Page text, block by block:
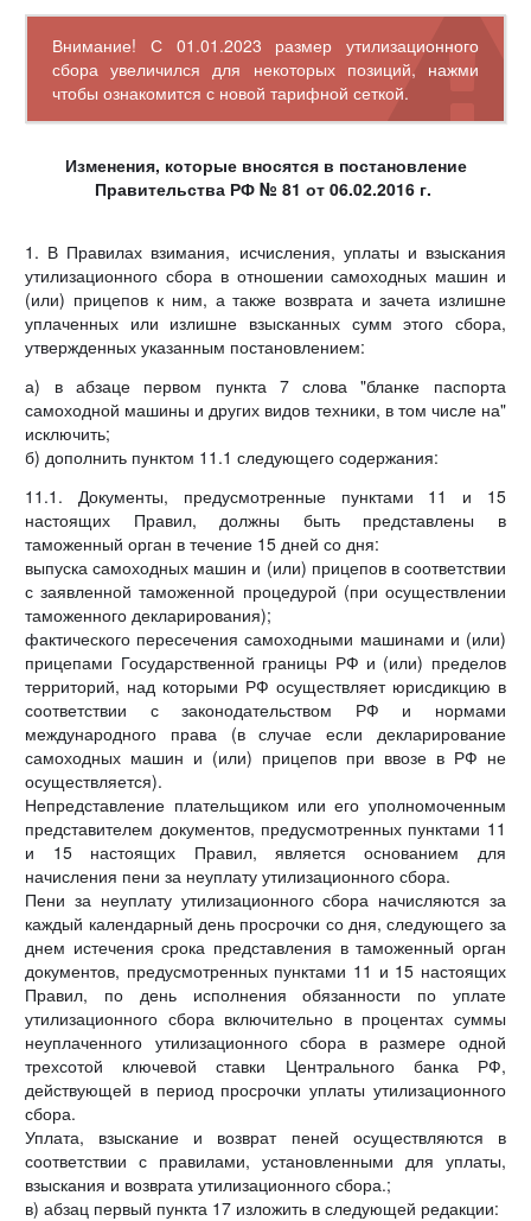
Внимание! С 01.01.2023 размер утилизационного
сбора увеличился для некоторых позиций, нажми
чтобы ознакомится с новой тарифной сеткой.
Изменения, которые вносятся в постановление
Правительства РФ № 81 от 06.02.2016 г.
1. В Правилах взимания, исчисления, уплаты и взыскания
утилизационного сбора в отношении самоходных машин и
(или) прицепов к ним, а также возврата и зачета излишне
уплаченных или излишне взысканных сумм этого сбора,
утвержденных указанным постановлением:
а) в абзаце первом пункта 7 слова "бланке паспорта
самоходной машины и других видов техники, в том числе на"
исключить;
б) дополнить пунктом 11.1 следующего содержания:
11.1. Документы, предусмотренные пунктами 11 и 15
настоящих Правил, должны быть представлены в
таможенный орган в течение 15 дней со дня:
выпуска самоходных машин и (или) прицепов в соответствии
с заявленной таможенной процедурой (при осуществлении
таможенного декларирования);
фактического пересечения самоходными машинами и (или)
прицепами Государственной границы РФ и (или) пределов
территорий, над которыми РФ осуществляет юрисдикцию в
соответствии с законодательством РФ и нормами
международного права (в случае если декларирование
самоходных машин и (или) прицепов при ввозе в РФ не
осуществляется).
Непредставление плательщиком или его уполномоченным
представителем документов, предусмотренных пунктами 11
и 15 настоящих Правил, является основанием для
начисления пени за неуплату утилизационного сбора.
Пени за неуплату утилизационного сбора начисляются за
каждый календарный день просрочки со дня, следующего за
днем истечения срока представления в таможенный орган
документов, предусмотренных пунктами 11 и 15 настоящих
Правил, по день исполнения обязанности по уплате
утилизационного сбора включительно в процентах суммы
неуплаченного утилизационного сбора в размере одной
трехсотой ключевой ставки Центрального банка РФ,
действующей в период просрочки уплаты утилизационного
сбора.
Уплата, взыскание и возврат пеней осуществляются в
соответствии с правилами, установленными для уплаты,
взыскания и возврата утилизационного сбора.;
в) абзац первый пункта 17 изложить в следующей редакции: